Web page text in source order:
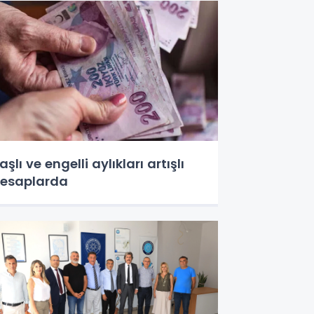
ve engelli aylıkları artışlı